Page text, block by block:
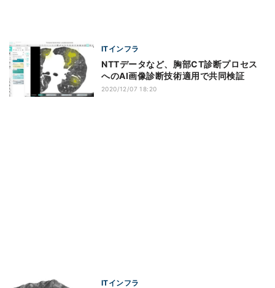
ITインフラ
NTTデータなど、胸部CT診断プロセス
へのAI画像診断技術適用で共同検証
2020/12/07 18:20
ITインフラ